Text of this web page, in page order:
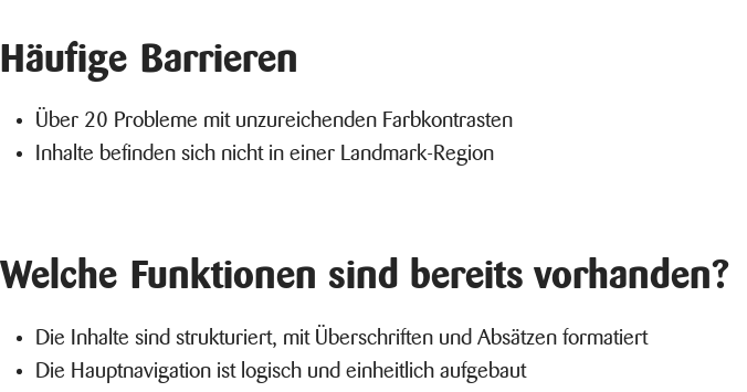
Häufige Barrieren
Über 20 Probleme mit unzureichenden Farbkontrasten
Inhalte befinden sich nicht in einer Landmark-Region
Welche Funktionen sind bereits vorhanden?
Die Inhalte sind strukturiert, mit Überschriften und Absätzen formatiert
Die Hauptnavigation ist logisch und einheitlich aufgebaut